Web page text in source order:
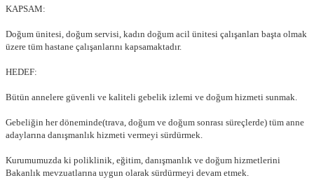
KAPSAM:
Doğum ünitesi, doğum servisi, kadın doğum acil ünitesi çalışanları başta olmak
üzere tüm hastane çalışanlarını kapsamaktadır.
HEDEF:
Bütün annelere güvenli ve kaliteli gebelik izlemi ve doğum hizmeti sunmak.
Gebeliğin her döneminde(trava, doğum ve doğum sonrası süreçlerde) tüm anne
adaylarına danışmanlık hizmeti vermeyi sürdürmek.
Kurumumuzda ki poliklinik, eğitim, danışmanlık ve doğum hizmetlerini
Bakanlık mevzuatlarına uygun olarak sürdürmeyi devam etmek.